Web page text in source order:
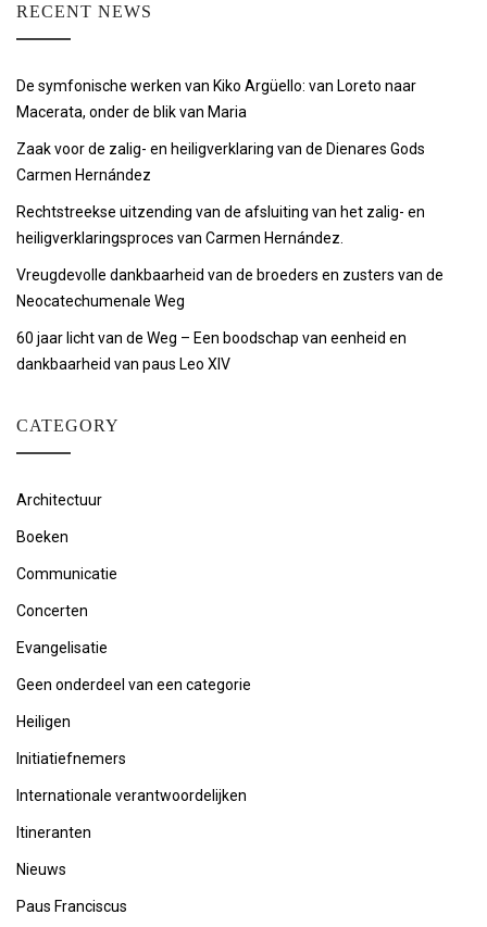
RECENT NEWS
De symfonische werken van Kiko Argüello: van Loreto naar
Macerata, onder de blik van Maria
Zaak voor de zalig- en heiligverklaring van de Dienares Gods
Carmen Hernández
Rechtstreekse uitzending van de afsluiting van het zalig- en
heiligverklaringsproces van Carmen Hernández.
Vreugdevolle dankbaarheid van de broeders en zusters van de
Neocatechumenale Weg
60 jaar licht van de Weg – Een boodschap van eenheid en
dankbaarheid van paus Leo XIV
CATEGORY
Architectuur
Boeken
Communicatie
Concerten
Evangelisatie
Geen onderdeel van een categorie
Heiligen
Initiatiefnemers
Internationale verantwoordelijken
Itineranten
Nieuws
Paus Franciscus